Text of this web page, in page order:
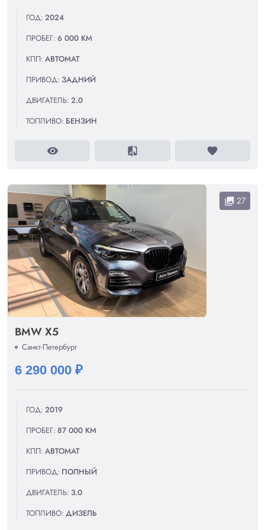
ГОД: 2024
ПРОБЕГ: 6 000 КМ
КПП: АВТОМАТ
ПРИВОД: ЗАДНИЙ
ДВИГАТЕЛЬ: 2.0
ТОПЛИВО: БЕНЗИН
visibility compare favorite
collections 27
BMW X5
Санкт-Петербург
6 290 000 ₽
ГОД: 2019
ПРОБЕГ: 87 000 КМ
КПП: АВТОМАТ
ПРИВОД: ПОЛНЫЙ
ДВИГАТЕЛЬ: 3.0
ТОПЛИВО: ДИЗЕЛЬ